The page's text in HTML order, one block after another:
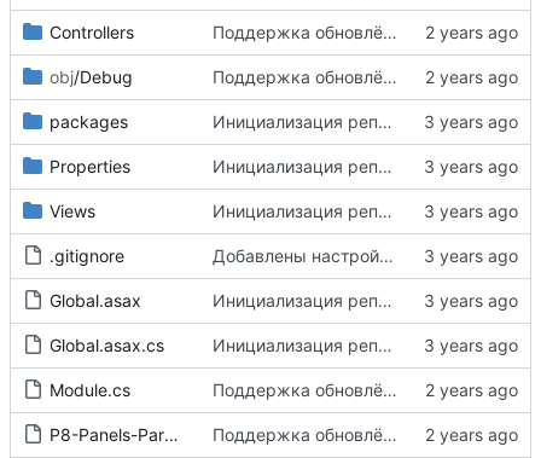
Controllers Поддержка обновлённых программных интерфейсов Парус-Онлайн от 30.10.2024
obj/Debug Поддержка обновлённых программных интерфейсов Парус-Онлайн от 30.10.2024
packages Инициализация репозитория сборки
Properties Инициализация репозитория сборки
Views Инициализация репозитория сборки
.gitignore Добавлены настройки git для игнорирования файлов среды "Visual Studio"
Global.asax Инициализация репозитория сборки
Global.asax.cs Инициализация репозитория сборки
Module.cs Поддержка обновлённых программных интерфейсов Парус-Онлайн от 30.10.2024
P8-Panels-ParusOnlineExt.csproj Поддержка обновлённых программных интерфейсов Парус-Онлайн от 30.10.2024